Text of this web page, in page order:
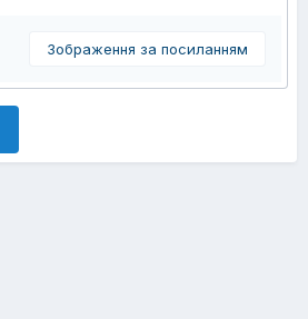
Зображення за посиланням